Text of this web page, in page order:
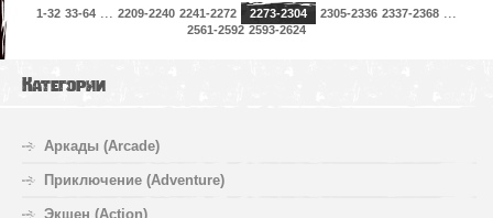
1-32 33-64 ... 2209-2240 2241-2272 2273-2304 2305-2336 2337-2368 ...
2561-2592 2593-2624
Категории
Аркады (Arcade)
Приключение (Adventure)
Экшен (Action)